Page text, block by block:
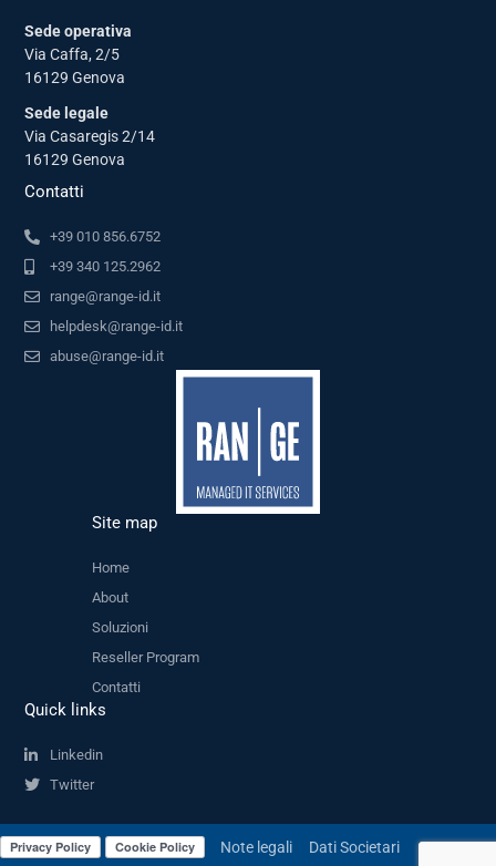
Sede operativa
Via Caffa, 2/5
16129 Genova
Sede legale
Via Casaregis 2/14
16129 Genova
Contatti
+39 010 856.6752
+39 340 125.2962
range@range-id.it
helpdesk@range-id.it
abuse@range-id.it
Site map
Home
About
Soluzioni
Reseller Program
Contatti
Quick links
Linkedin
Twitter
Note legali
Dati Societari